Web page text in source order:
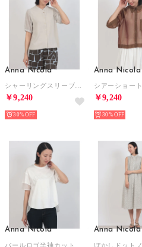
Anna Nicola
￥9,240
30%
Anna Nicola
￥9,240
30%
Anna Nicola Anna Nicola